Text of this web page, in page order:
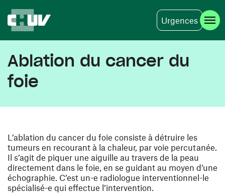
Urgences
Ablation du cancer du
foie
L’ablation du cancer du foie consiste à détruire les
tumeurs en recourant à la chaleur, par voie percutanée.
Il s’agit de piquer une aiguille au travers de la peau
directement dans le foie, en se guidant au moyen d’une
échographie. C’est un-e radiologue interventionnel-le
spécialisé-e qui effectue l’intervention.